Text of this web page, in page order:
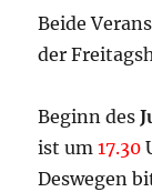
Beide
der
Beginn des
ist um17.30
Deswegen